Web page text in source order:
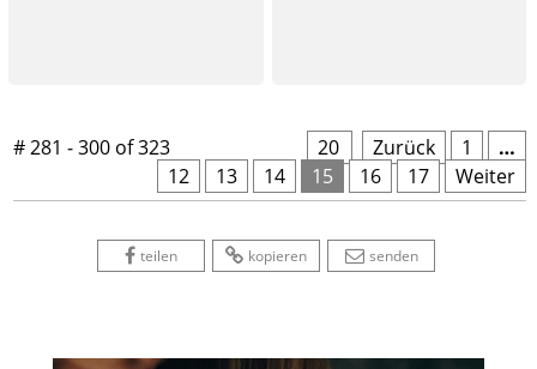
# 281 - 300 of 323 20 Zurück 1
…
12
13 14 15 16 17 Weiter
teilen kopieren senden